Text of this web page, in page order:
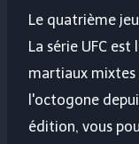
Le quatrième
La série UFC
martiaux
l'octogone
édition, vous